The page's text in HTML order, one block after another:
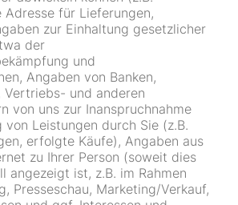
Adresse für Lieferungen,
zur Einhaltung gesetzlicher
der
und
Angaben von Banken,
Vertriebs- und anderen
von uns zur Inanspruchnahme
von Leistungen durch Sie (z.B.
erfolgte Käufe), Angaben aus
zu Ihrer Person (soweit dies
angezeigt ist, z.B. im Rahmen
Presseschau, Marketing/Verkauf,